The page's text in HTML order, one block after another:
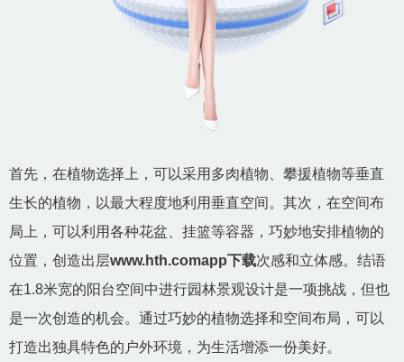
首先，在植物选择上，可以采用多肉植物、攀援植物等垂直
生长的植物，以最大程度地利用垂直空间。其次，在空间布
局上，可以利用各种花盆、挂篮等容器，巧妙地安排植物的
位置，创造出层www.hth.comapp下载次感和立体感。结语
在1.8米宽的阳台空间中进行园林景观设计是一项挑战，但也
是一次创造的机会。通过巧妙的植物选择和空间布局，可以
打造出独具特色的户外环境，为生活增添一份美好。